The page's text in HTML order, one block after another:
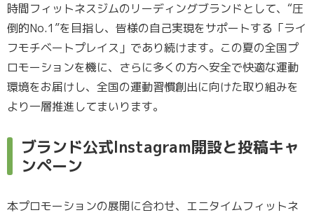
時間フィットネスジムのリーディングブランドとして、“圧
倒的No.1”を目指し、皆様の自己実現をサポートする「ライ
フモチベートプレイス」であり続けます。この夏の全国プ
ロモーションを機に、さらに多くの方へ安全で快適な運動
環境をお届けし、全国の運動習慣創出に向けた取り組みを
より一層推進してまいります。
ブランド公式Instagram開設と投稿キャ
ンペーン
本プロモーションの展開に合わせ、エニタイムフィットネ